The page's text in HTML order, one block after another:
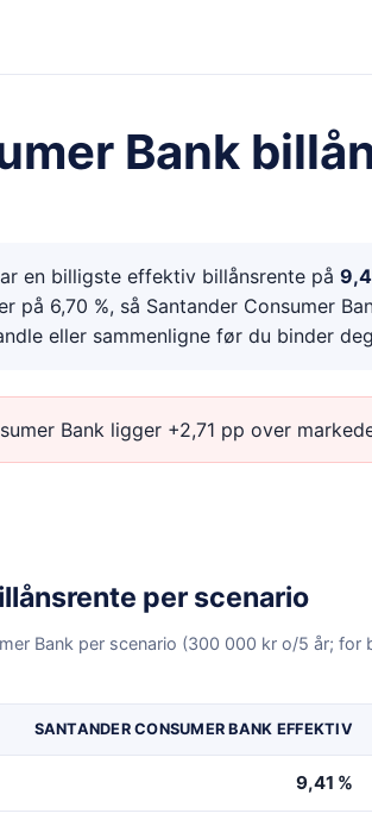
Bank
en billigste effektiv billånsrente på
på 6,70 %, så Santander Consumer
eller sammenligne før du binder
Bank ligger +2,71 pp over
per scenario
Bank per scenario (300 000 kr o/5 år; for
SANTANDER CONSUMER BANK EFFEKTIV
9,41 %